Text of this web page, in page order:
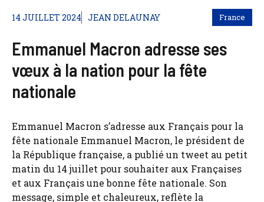
14 JUILLET 2024 JEAN DELAUNAY France
Emmanuel Macron adresse ses
vœux à la nation pour la fête
nationale
Emmanuel Macron s’adresse aux Français pour la
fête nationale Emmanuel Macron, le président de
la République française, a publié un tweet au petit
matin du 14 juillet pour souhaiter aux Françaises
et aux Français une bonne fête nationale. Son
message, simple et chaleureux, reflète la